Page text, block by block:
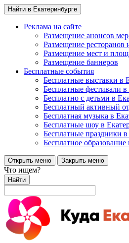
Найти в Екатеринбурге
Реклама на сайте
Размещение анонсов
Размещение ресторанов
Размещение мест и
Размещение баннеров
Бесплатные события
Бесплатные выставки в
Бесплатные фестивали в
Бесплатно с детьми в
Бесплатный активный
Бесплатная музыка в
Бесплатные шоу в
Бесплатные праздники
Бесплатное
Открыть меню Закрыть меню
Что ищем?
Найти